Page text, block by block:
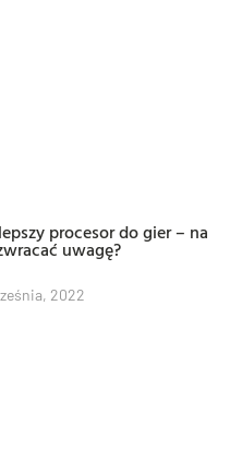
procesor do gier – na
uwagę?
2022